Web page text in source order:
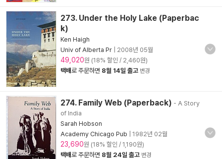
273. Under the Holy Lake (Paperbac
k)
Ken Haigh
Univ of Alberta Pr
2008년 05월
49,020원 (18% 할인 / 2,460원)
택배로 주문하면 8월 14일 출고 변경
274. Family Web (Paperback) - A Story
of India
Sarah Hobson
Academy Chicago Pub
1982년 02월
23,690원 (18% 할인 / 1,190원)
택배로 주문하면 8월 24일 출고 변경